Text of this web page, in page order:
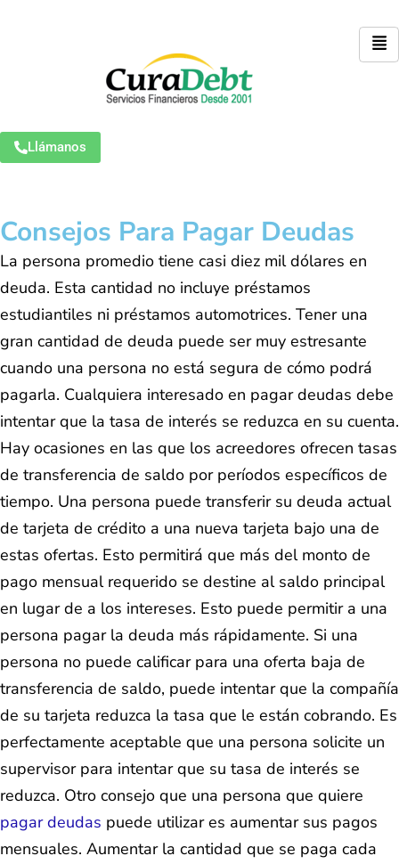
Llámanos
Consejos Para Pagar Deudas
La persona promedio tiene casi diez mil dólares en
deuda. Esta cantidad no incluye préstamos
estudiantiles ni préstamos automotrices. Tener una
gran cantidad de deuda puede ser muy estresante
cuando una persona no está segura de cómo podrá
pagarla. Cualquiera interesado en pagar deudas debe
intentar que la tasa de interés se reduzca en su cuenta.
Hay ocasiones en las que los acreedores ofrecen tasas
de transferencia de saldo por períodos específicos de
tiempo. Una persona puede transferir su deuda actual
de tarjeta de crédito a una nueva tarjeta bajo una de
estas ofertas. Esto permitirá que más del monto de
pago mensual requerido se destine al saldo principal
en lugar de a los intereses. Esto puede permitir a una
persona pagar la deuda más rápidamente. Si una
persona no puede calificar para una oferta baja de
transferencia de saldo, puede intentar que la compañía
de su tarjeta reduzca la tasa que le están cobrando. Es
perfectamente aceptable que una persona solicite un
supervisor para intentar que su tasa de interés se
reduzca. Otro consejo que una persona que quiere
pagar deudas puede utilizar es aumentar sus pagos
mensuales. Aumentar la cantidad que se paga cada